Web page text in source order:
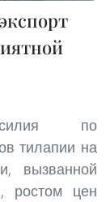
по
тилапии на
вызванной
ростом цен